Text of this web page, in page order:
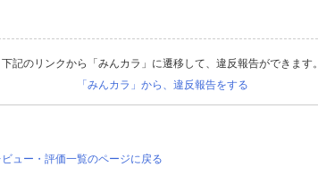
下記のリンクから「みんカラ」に遷移して、違反報告ができます。
「みんカラ」から、違反報告をする
ュー・評価一覧のページに戻る